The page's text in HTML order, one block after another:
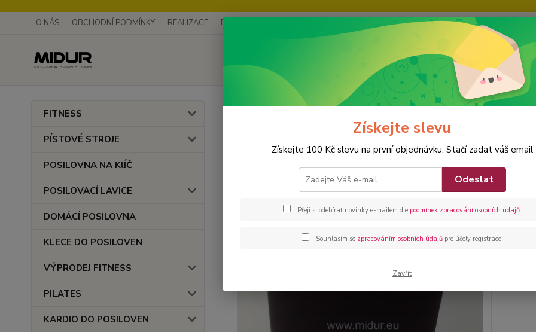
O NÁS OBCHODNÍ PODMÍNKY REALIZACE FOTOGALERIE
Hledat
FITNESS
PÍSTOVÉ STROJE
POSILOVNA NA KlÍČ
POSILOVACÍ LAVICE
DOMÁCÍ POSILOVNA
KLECE DO POSILOVEN
VÝPRODEJ FITNESS
PILATES
KARDIO DO POSILOVEN
Úvod SPORT A VOLNÝ ČAS VÝPRODEJ SPORTOVNÍHO ZBOŽÍ Bandáž
Bandáž stehna NEOPREN
Získejte slevu
Získejte 100 Kč slevu na první objednávku. Stačí zadat váš email
Odeslat
Přeji si odebírat novinky e-mailem dle podmínek zpracování osobních údajů.
Souhlasím se zpracováním osobních údajůpro účely registrace.
Zavřít